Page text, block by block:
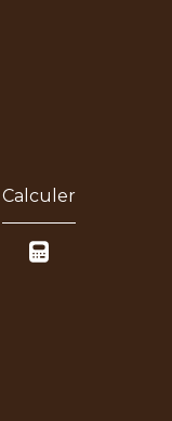
Calculer